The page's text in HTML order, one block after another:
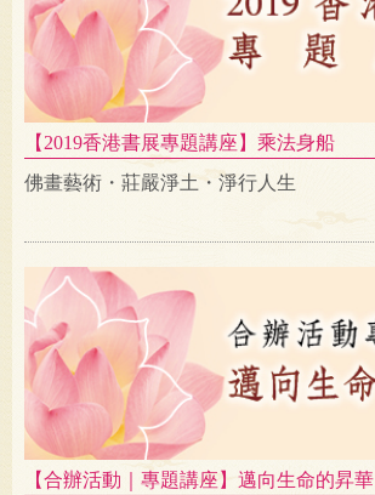
【2019香港書展專題講座】乘法身船
佛畫藝術・莊嚴淨土・淨行人生
【合辦活動｜專題講座】邁向生命的昇華